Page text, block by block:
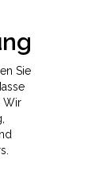
Sie
Wir